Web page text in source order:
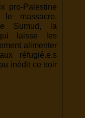
pro-Palestine
le massacre,
Sumud, la
laisse les
alimenter
réfugié.e.s
inédit ce soir